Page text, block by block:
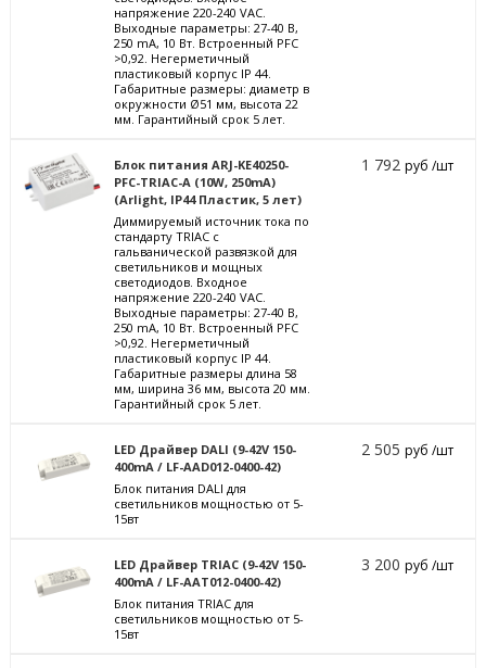
напряжение 220-240 VAC.
Выходные параметры: 27-40 В,
250 mА, 10 Вт. Встроенный PFC
>0,92. Негерметичный
пластиковый корпус IP 44.
Габаритные размеры: диаметр в
окружности Ø51 мм, высота 22
мм. Гарантийный срок 5 лет.
Блок питания ARJ-KE40250-
PFC-TRIAC-A (10W, 250mA)
(Arlight, IP44 Пластик, 5 лет)
Диммируемый источник тока по
стандарту TRIAC с
гальванической развязкой для
светильников и мощных
светодиодов. Входное
напряжение 220-240 VAC.
Выходные параметры: 27-40 В,
250 mА, 10 Вт. Встроенный PFC
>0,92. Негерметичный
пластиковый корпус IP 44.
Габаритные размеры длина 58
мм, ширина 36 мм, высота 20 мм.
Гарантийный срок 5 лет.
1 792руб /шт
LED Драйвер DALI (9-42V 150-
400mA / LF-AAD012-0400-42)
Блок питания DALI для
светильников мощностью от 5-
15вт
2 505руб /шт
LED Драйвер TRIAC (9-42V 150-
400mA / LF-AAT012-0400-42)
Блок питания TRIAC для
светильников мощностью от 5-
15вт
3 200руб /шт